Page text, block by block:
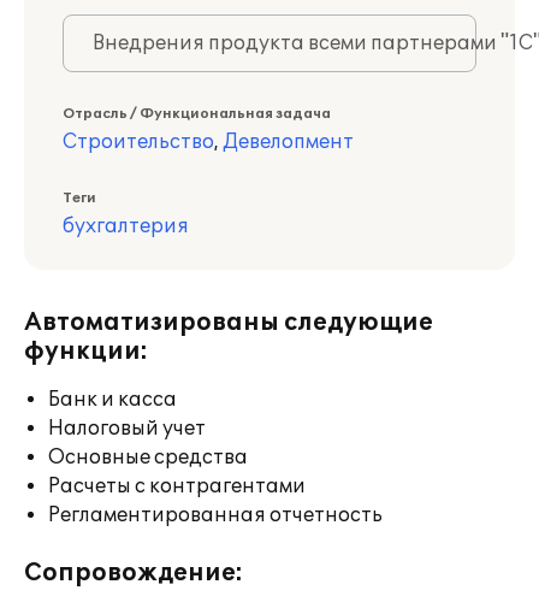
Внедрения продукта всеми партнерами
Отрасль / Функциональная задача
Строительство, Девелопмент
Теги
бухгалтерия
Автоматизированы следующие
функции:
Банк и касса
Налоговый учет
Основные средства
Расчеты с контрагентами
Регламентированная отчетность
Сопровождение: